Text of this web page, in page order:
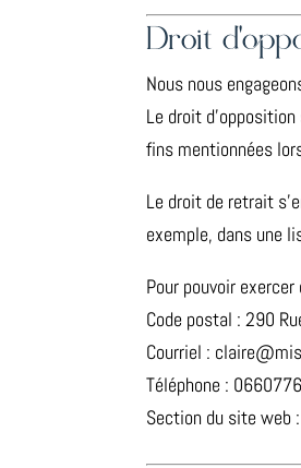
Droit
Nous nous
Le droit
fins mentionnées
Le droit de retrait
exemple, dans une
Pour pouvoir
Code postal : 290
Courriel :
Téléphone :
Section du site